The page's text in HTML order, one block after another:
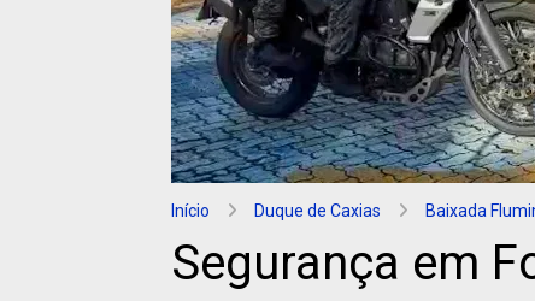
Início Duque de Caxias Baixada
Segurança em